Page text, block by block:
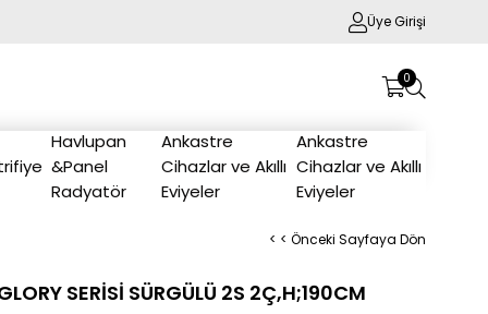
Üye Girişi
0
Havlupan
&Panel
Radyatör
Ankastre
Cihazlar ve Akıllı
Eviyeler
Ankastre
Cihazlar ve Akıllı
Eviyeler
< < Önceki Sayfaya Dön
SERİSİ SÜRGÜLÜ 2S 2Ç,H;190CM